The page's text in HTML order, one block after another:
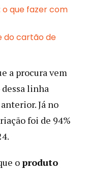
o que fazer com
do cartão de
a procura vem
dessa linha
Já no
foi de 94%
o produto